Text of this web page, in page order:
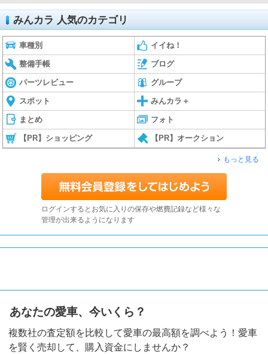
みんカラ 人気のカテゴリ
車種別 イイね！
整備手帳 ブログ
パーツレビュー グループ
スポット みんカラ＋
まとめ フォト
【PR】ショッピング 【PR】オークション
もっと見る
ログインするとお気に入りの保存や燃費記録など様々な
管理が出来るようになります
あなたの愛車、今いくら？
複数社の査定額を比較して愛車の最高額を調べよう！愛車
を賢く売却して、購入資金にしませんか？